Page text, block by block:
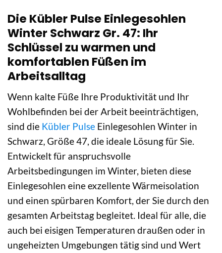
Die Kübler Pulse Einlegesohlen
Winter Schwarz Gr. 47: Ihr
Schlüssel zu warmen und
komfortablen Füßen im
Arbeitsalltag
Wenn kalte Füße Ihre Produktivität und Ihr
Wohlbefinden bei der Arbeit beeinträchtigen,
sind die Kübler Pulse Einlegesohlen Winter in
Schwarz, Größe 47, die ideale Lösung für Sie.
Entwickelt für anspruchsvolle
Arbeitsbedingungen im Winter, bieten diese
Einlegesohlen eine exzellente Wärmeisolation
und einen spürbaren Komfort, der Sie durch den
gesamten Arbeitstag begleitet. Ideal für alle, die
auch bei eisigen Temperaturen draußen oder in
ungeheizten Umgebungen tätig sind und Wert